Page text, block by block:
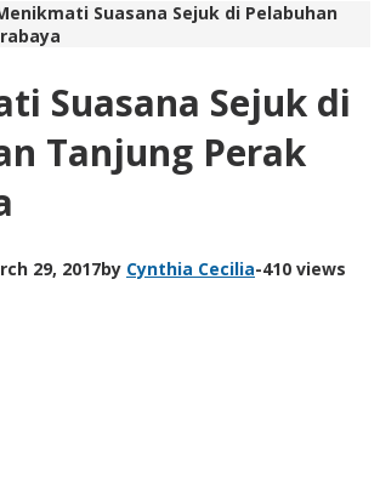
Suasana Sejuk di Pelabuhan
Suasana Sejuk di
Tanjung Perak
29, 2017by Cynthia Cecilia-410 views